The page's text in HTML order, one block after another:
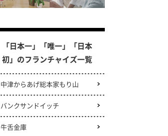
「日本一」「唯一」「日本
初」のフランチャイズ一覧
中津からあげ総本家もり山
バンクサンドイッチ
牛舌金庫